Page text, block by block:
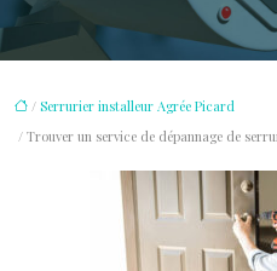
/ Serrurier installeur Agrée Picard
/ Trouver un service de dépannage de